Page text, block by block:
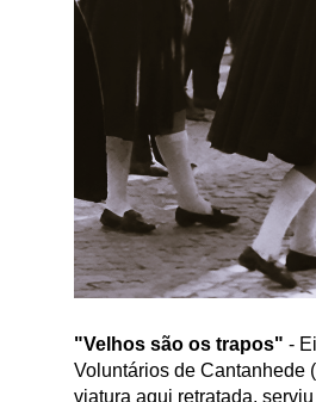
"Velhos são os trapos" -
Voluntários de Cantanhede
viatura aqui retratada,